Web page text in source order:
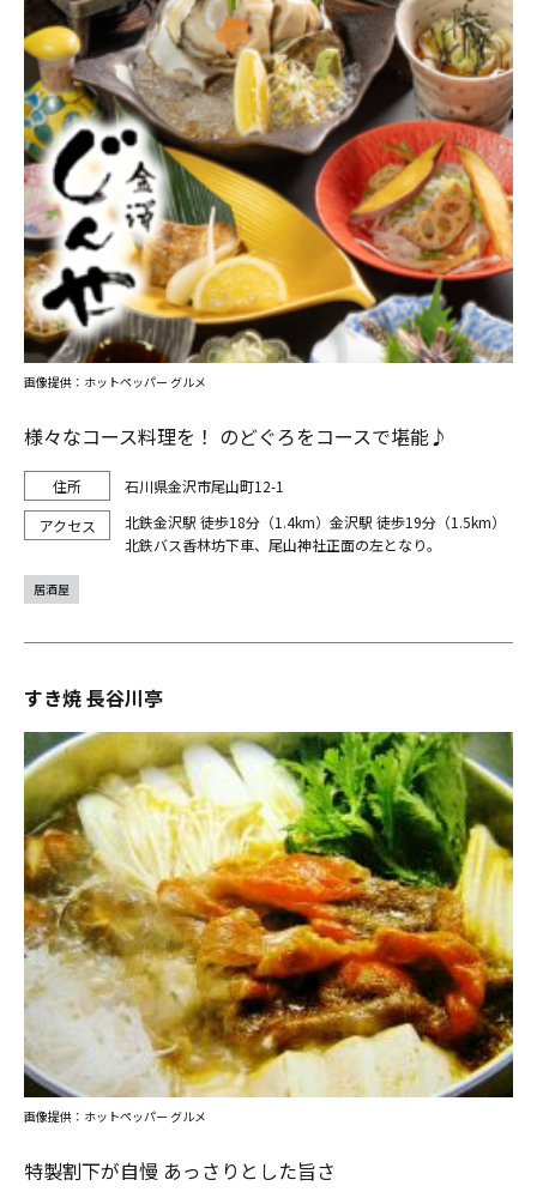
様々なコース料理を！ のどぐろをコースで堪能♪
石川県金沢市尾山町12-1
北鉄金沢駅 徒歩18分（1.4km）金沢駅 徒歩19分（1.5km）
北鉄バス香林坊下車、尾山神社正面の左となり。
画像提供：ホットペッパー グルメ
居酒屋
すき焼 長谷川亭
特製割下が自慢 あっさりとした旨さ
画像提供：ホットペッパー グルメ